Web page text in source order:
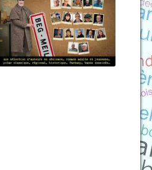
Plus d'informations